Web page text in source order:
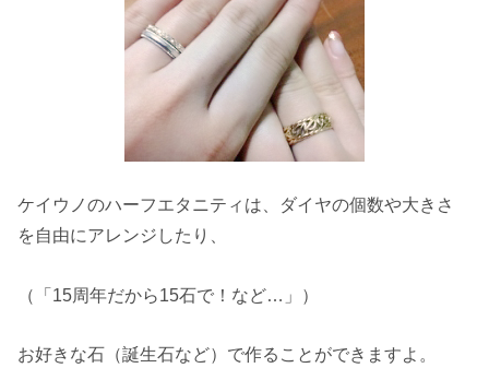
ケイウノのハーフエタニティは、ダイヤの個数や大きさ
を自由にアレンジしたり、
（「15周年だから15石で！など…」）
お好きな石（誕生石など）で作ることができますよ。